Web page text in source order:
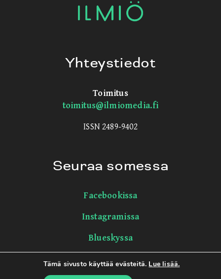
Yhteystiedot
Toimitus
toimitus@ilmiomedia.fi
ISSN 2489-9402
Seuraa somessa
Facebookissa
Instagramissa
Blueskyssa
LinkedInissä
Tämä sivusto käyttää evästeitä. Lue lisää.